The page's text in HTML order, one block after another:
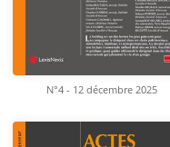
N°4 - 12 décembre 2025